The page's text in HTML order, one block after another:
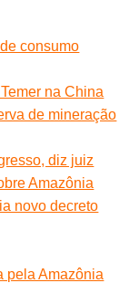
consumo
na China
de mineração
diz juiz
Amazônia
novo decreto
pela Amazônia